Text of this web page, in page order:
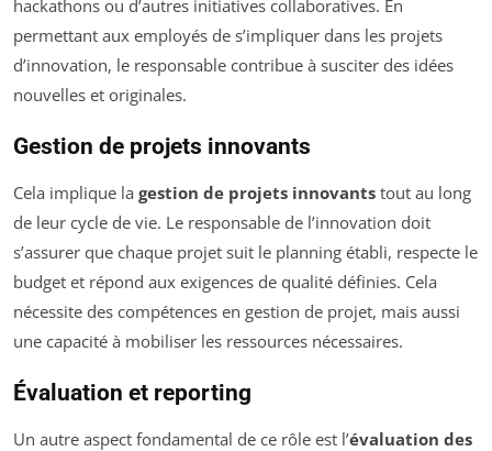
hackathons ou d’autres initiatives collaboratives. En
permettant aux employés de s’impliquer dans les projets
d’innovation, le responsable contribue à susciter des idées
nouvelles et originales.
Gestion de projets innovants
Cela implique la gestion de projets innovants tout au long
de leur cycle de vie. Le responsable de l’innovation doit
s’assurer que chaque projet suit le planning établi, respecte le
budget et répond aux exigences de qualité définies. Cela
nécessite des compétences en gestion de projet, mais aussi
une capacité à mobiliser les ressources nécessaires.
Évaluation et reporting
Un autre aspect fondamental de ce rôle est l’évaluation des